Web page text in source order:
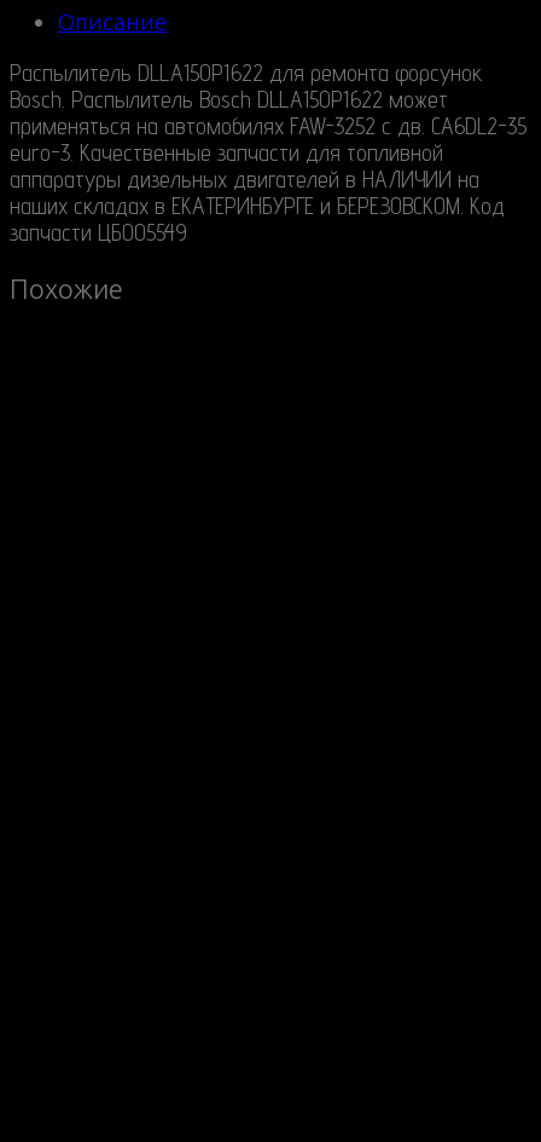
Описание
Распылитель DLLA150P1622 для ремонта форсунок
Bosch. Распылитель Bosch DLLA150P1622 может
применяться на автомобилях FAW-3252 c дв. CA6DL2-35
euro-3. Качественные запчасти для топливной
аппаратуры дизельных двигателей в НАЛИЧИИ на
наших складах в ЕКАТЕРИНБУРГЕ и БЕРЕЗОВСКОМ. Код
запчасти ЦБ005549
Похожие